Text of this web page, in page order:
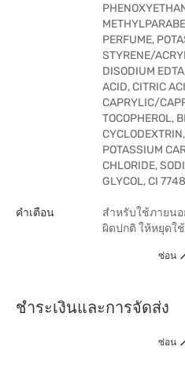
PERFUME,
STYRENE/
DISODIUM
ACID, CITRIC
CAPRYLIC/
TOCOPHEROL,
POTASSIUM
CHLORIDE,
GLYCOL, CI
คำเตือน
สำหรับใช้ภายน
ผิดปกติ ให้หยุดใ
ซ่อน
ชำระเงินและการจัดส่ง
ซ่อน